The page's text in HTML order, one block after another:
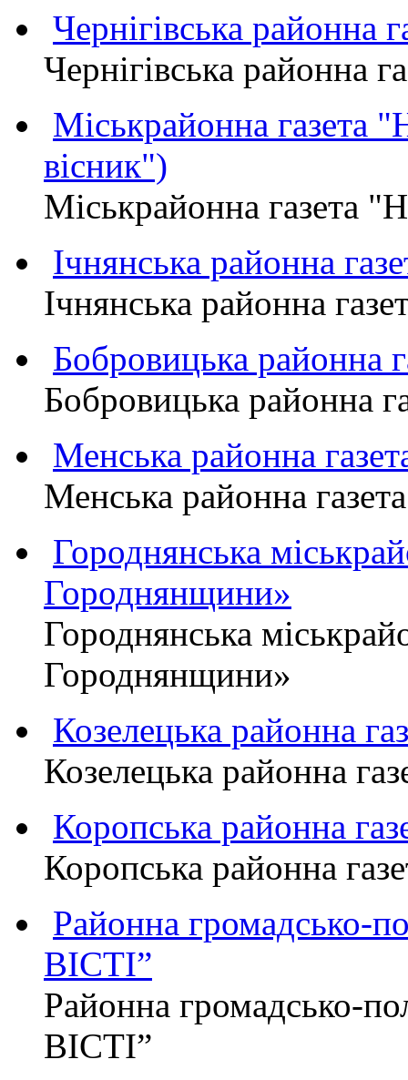
Чернігівська
Чернігівська
Міськрайонна
вісник")
Міськрайонна газета
Ічнянська районна
Ічнянська районна
Бобровицька
Бобровицька
Менська районна
Менська районна
Городнянська
Городнянщини»
Городнянська
Городнянщини»
Козелецька районна
Козелецька районна
Коропська районна
Коропська районна
Районна громадсько-
ВІСТІ”
Районна громадсько-
ВІСТІ”